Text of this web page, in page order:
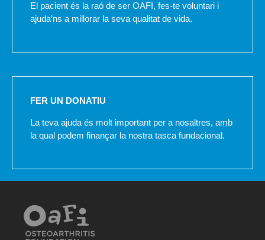
El pacient és la raó de ser OAFI, fes-te voluntari i
ajuda’ns a millorar la seva qualitat de vida.
FER UN DONATIU
La teva ajuda és molt important per a nosaltres, amb
la qual podem finançar la nostra tasca fundacional.